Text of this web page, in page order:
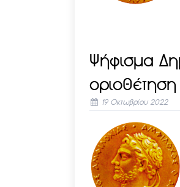
Ψήφισμα
19 Οκτωβρίου 2022